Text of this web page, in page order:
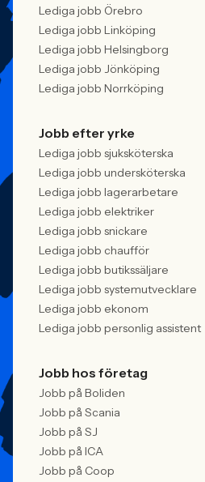
Lediga jobb Örebro
Lediga jobb Linköping
Lediga jobb Helsingborg
Lediga jobb Jönköping
Lediga jobb Norrköping
Jobb efter yrke
Lediga jobb sjuksköterska
Lediga jobb undersköterska
Lediga jobb lagerarbetare
Lediga jobb elektriker
Lediga jobb snickare
Lediga jobb chaufför
Lediga jobb butikssäljare
Lediga jobb systemutvecklare
Lediga jobb ekonom
Lediga jobb personlig assistent
Jobb hos företag
Jobb på Boliden
Jobb på Scania
Jobb på SJ
Jobb på ICA
Jobb på Coop